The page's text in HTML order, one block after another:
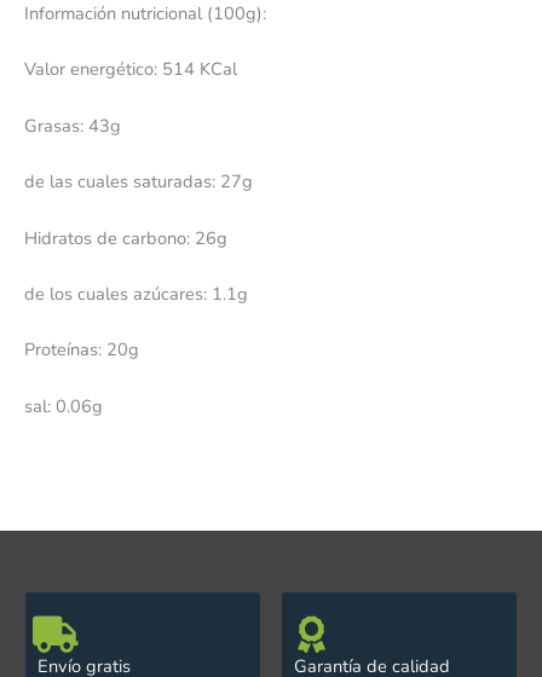
Información nutricional (100g):
Valor energético: 514 KCal
Grasas: 43g
de las cuales saturadas: 27g
Hidratos de carbono: 26g
de los cuales azúcares: 1.1g
Proteínas: 20g
sal: 0.06g
Envío gratis
Garantía de calidad